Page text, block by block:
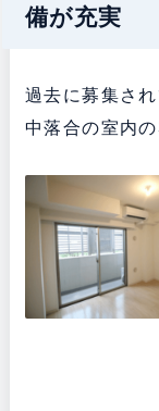
備が充実
過去に募集さ
中落合の室内